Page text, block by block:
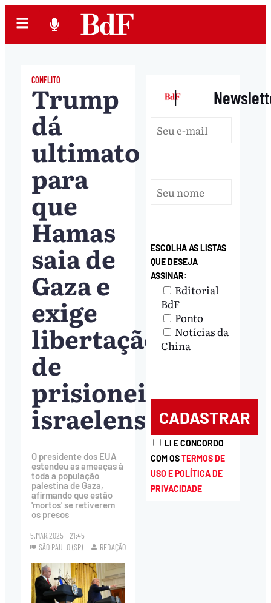
CONFLITO
Trump
dá
ultimato
para
que
Hamas
saia de
Gaza e
exige
libertação
de
prisioneiros
israelenses
O presidente dos EUA
estendeu as ameaças à
toda a população
palestina de Gaza,
afirmando que estão
'mortos' se retiverem
os presos
5.MAR.2025 - 21:45
SÃO PAULO (SP)
REDAÇÃO
|
ESCOLHA AS LISTAS
QUE DESEJA
ASSINAR:
Editorial
BdF
Ponto
Notícias da
China
LI E CONCORDO
COM OSTERMOS DE
USO E POLÍTICA DE
PRIVACIDADE